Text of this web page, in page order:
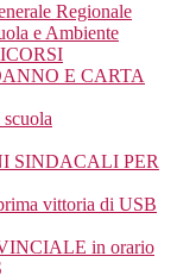
Regionale
e Ambiente
E CARTA
SINDACALI PER
vittoria di USB
in orario